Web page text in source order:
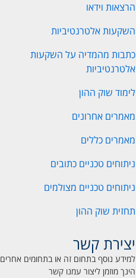
הרצאות וידאו
השקעות אלטרנטיביות
כתבות מהמדיה על השקעות
אלטרנטיביות
לימוד שוק ההון
מאמרים אחרונים
מאמרים כללים
ניתוחים טכניים כתובים
ניתוחים טכניים מצולמים
תחזית שוק ההון
יצירת קשר
למידע נוסף בתחום זה או בתחומים אחרים
הינך מוזמן ליצור עמנו קשר